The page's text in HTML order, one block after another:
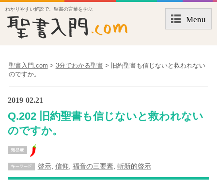
わかりやすい解説で、聖書の言葉を学ぶ
Menu
聖書入門.com > 3分でわかる聖書>
旧約聖書も信じないと救われない
のですか。
2019 02.21
Q.202 旧約聖書も信じないと救われない
のですか。
啓示, 信仰, 福音の三要素, 斬新的啓示